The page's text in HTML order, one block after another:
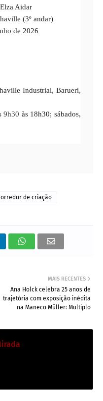
Aidar
(3º andar)
de 2026
Industrial, Barueri,
9h30 às 18h30; sábados,
de criação
MAIS RECENTES
Ana Holck celebra 25 anos de
trajetória com exposição inédita
na Maneco Müller: Multiplo